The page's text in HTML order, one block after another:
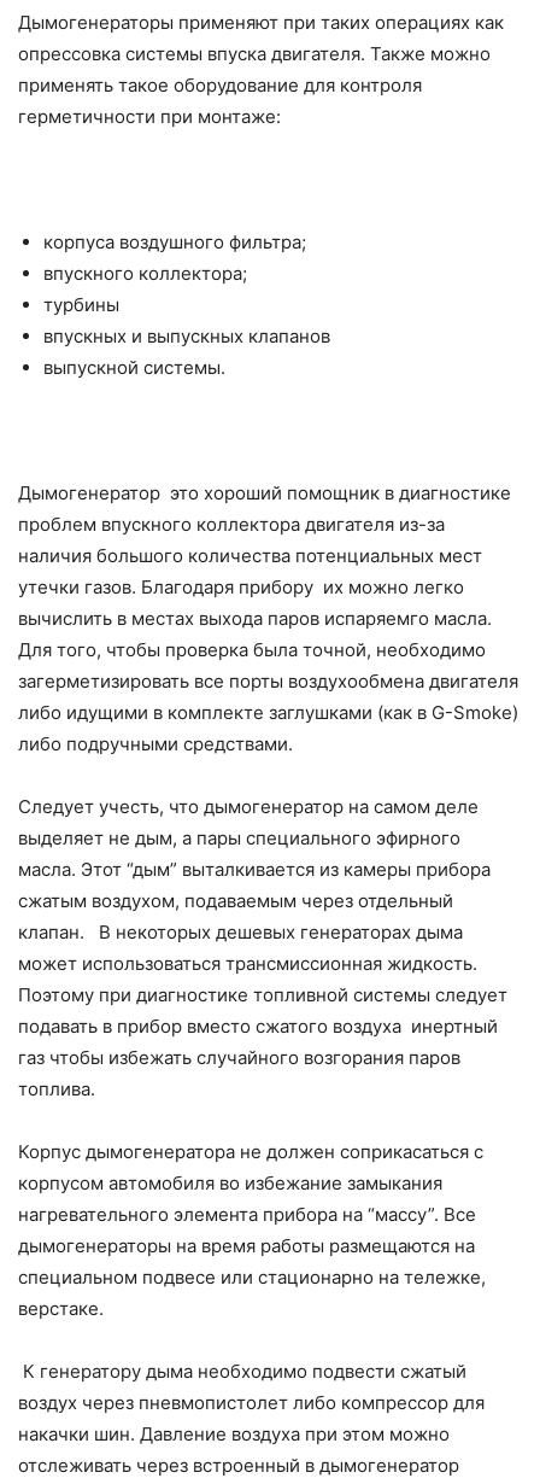
Дымогенераторы применяют при таких операциях как
опрессовка системы впуска двигателя. Также можно
применять такое оборудование для контроля
герметичности при монтаже:
корпуса воздушного фильтра;
впускного коллектора;
турбины
впускных и выпускных клапанов
выпускной системы.
Дымогенератор это хороший помощник в диагностике
проблем впускного коллектора двигателя из-за
наличия большого количества потенциальных мест
утечки газов. Благодаря прибору их можно легко
вычислить в местах выхода паров испаряемго масла.
Для того, чтобы проверка была точной, необходимо
загерметизировать все порты воздухообмена двигателя
либо идущими в комплекте заглушками (как в G-Smoke)
либо подручными средствами.
Следует учесть, что дымогенератор на самом деле
выделяет не дым, а пары специального эфирного
масла. Этот “дым” выталкивается из камеры прибора
сжатым воздухом, подаваемым через отдельный
клапан. В некоторых дешевых генераторах дыма
может использоваться трансмиссионная жидкость.
Поэтому при диагностике топливной системы следует
подавать в прибор вместо сжатого воздуха инертный
газ чтобы избежать случайного возгорания паров
топлива.
Корпус дымогенератора не должен соприкасаться с
корпусом автомобиля во избежание замыкания
нагревательного элемента прибора на “массу”. Все
дымогенераторы на время работы размещаются на
специальном подвесе или стационарно на тележке,
верстаке.
К генератору дыма необходимо подвести сжатый
воздух через пневмопистолет либо компрессор для
накачки шин. Давление воздуха при этом можно
отслеживать через встроенный в дымогенератор